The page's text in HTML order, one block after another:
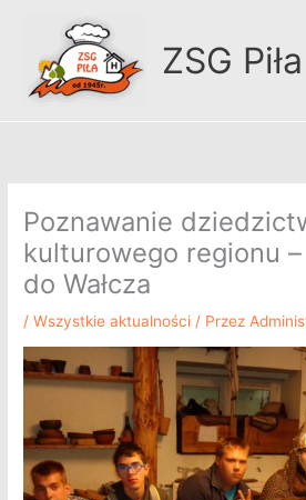
ZSG Piła
Poznawanie
kulturowego regionu
do Wałcza
/Wszystkie aktualności / Przez
m